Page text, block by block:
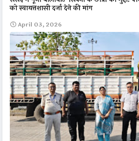
को स्वायत्तशासी दर्जा देने की मांग
April 03, 2026